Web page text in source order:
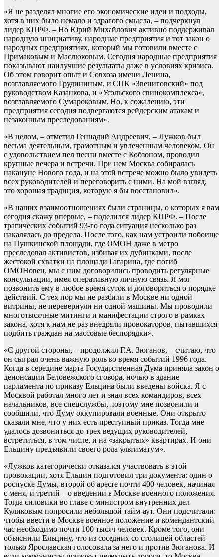
«Я не разделял многие его экономические идеи и подходы,
хотя в них было немало и здравого смысла, – подчеркнул
лидер КПРФ. – Но Юрий Михайлович активно поддерживал
народную инициативу, народные предприятия и тот закон о
народных предприятиях, который мы готовили вместе с
Примаковым и Маслюковым. Сегодня народные предприятия
показывают наилучшие результаты даже в условиях кризиса.
Об этом говорит опыт и Совхоза имени Ленина,
возглавляемого Грудининым, и СПК «Звениговский» под
руководством Казанкова, и «Усольского свинокомплекса»,
возглавляемого Сумароковым. Но, к сожалению, эти
предприятия сегодня подвергаются рейдерским атакам и
незаконным преследованиям».
«В целом, – отметил Геннадий Андреевич, – Лужков был
весьма деятельным, грамотным и увлеченным человеком. Он
с удовольствием пел песни вместе с Кобзоном, проводил
крупные вечера и встречи. При нем Москва собиралась
накануне Нового года, и на этой встрече можно было увидеть
всех руководителей и переговорить с ними. На мой взгляд,
это хорошая традиция, которую я бы восстановил».
«В наших взаимоотношениях были страницы, о которых я вам
сегодня скажу впервые, – поделился лидер КПРФ. – После
трагических событий 93-го года ситуация несколько раз
накалялась до предела. После того, как нам устроили побоище
на Пушкинской площади, где ОМОН даже в метро
преследовал активистов, избивая их дубинками, после
жестокой схватки на площади Гагарина, где погиб
ОМОНовец, мы с ним договорились проводить регулярные
консультации, имея оперативную личную связь. Я мог
позвонить ему в любое время суток и договориться о порядке
действий. С тех пор мы не разбили в Москве ни одной
витрины, не перевернули ни одной машины. Мы проводили
многотысячные митинги и манифестации строго в рамках
закона, хотя к нам не раз внедряли провокаторов, пытавшихся
подбить граждан на массовые беспорядки».
«С другой стороны, – продолжил Г.А. Зюганов, – считаю, что
он сыграл очень важную роль во время событий 1996 года.
Когда в середине марта Государственная Дума приняла закон о
денонсации Беловежского сговора, ночью в здание
парламента по приказу Ельцина были введены войска. Я с
Москвой работал много лет и знал всех командиров, всех
начальников, все спецслужбы, поэтому мне позвонили и
сообщили, что Думу оккупировали военные. Они открыто
сказали мне, что у них есть преступный приказ. Тогда мне
удалось дозвониться до трех ведущих руководителей,
встретиться, в том числе, и на «закрытых» квартирах. И они
Ельцину предъявили своего рода ультиматум».
«Лужков категорически отказался участвовать в этой
провокации, хотя Ельцин подготовил три документа: один о
роспуске Думы, второй об аресте почти 400 человек, начиная
с меня, и третий – о введении в Москве военного положения.
Тогда силовики во главе с министром внутренних дел
Куликовым попросили небольшой тайм-аут. Они подсчитали:
чтобы ввести в Москве военное положение и комендантский
час необходимо почти 100 тысяч человек. Кроме того, они
объяснили Ельцину, что из соседних со столицей областей
только Ярославская голосовала за него и против Зюганова. И